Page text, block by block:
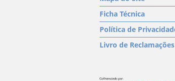
Ficha Técnica
Política de
Livro de Reclamações